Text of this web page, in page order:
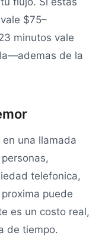
$75–
minutos vale
de la
una llamada
telefonica,
puede
es un costo real,
de tiempo.